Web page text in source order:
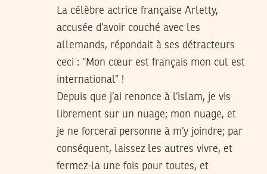
La célèbre actrice française Arletty,
accusée d’avoir couché avec les
allemands, répondait à ses détracteurs
ceci : “Mon cœur est français mon cul est
international” !
Depuis que j’ai renonce à l’islam, je vis
librement sur un nuage; mon nuage, et
je ne forcerai personne à m’y joindre; par
conséquent, laissez les autres vivre, et
fermez-la une fois pour toutes, et